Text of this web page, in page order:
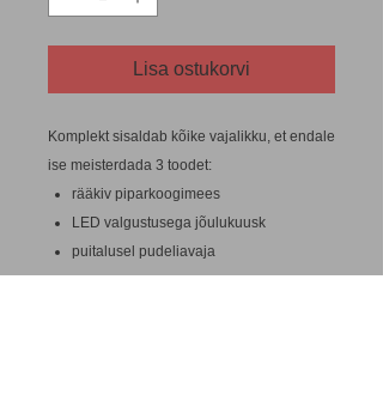
Lisa ostukorvi
Komplekt sisaldab kõike vajalikku, et endale
ise meisterdada 3 toodet:
rääkiv piparkoogimees
LED valgustusega jõulukuusk
puitalusel pudeliavaja